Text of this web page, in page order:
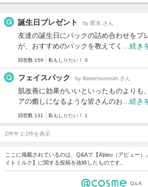
誕生日プレゼント by 匿名 さん
友達の誕生日にパックの詰め合わせをプ
が、おすすめのパックを教えてく… 続き
回答数 159 私もしりたい！ 0
フェイスパック by flowermuseum さん
肌改善に効果がいいといったものよりも
アの癒しになるような皆さんのお… 続き
回答数 131 私もしりたい！ 1
2件中 1-2件を表示
ここに掲載されているのは、Q&Aで【A’pieu（アピュー
イトミルク】に関する投稿を抜粋したものです。